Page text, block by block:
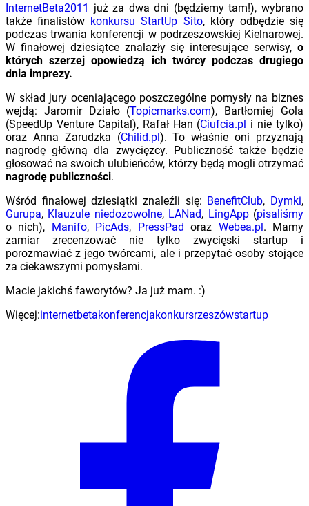
InternetBeta2011 już za dwa dni (będziemy tam!), wybrano
także finalistów konkursu StartUp Sito, który odbędzie się
podczas trwania konferencji w podrzeszowskiej Kielnarowej.
W finałowej dziesiątce znalazły się interesujące serwisy, o
których szerzej opowiedzą ich twórcy podczas drugiego
dnia imprezy.
W skład jury oceniającego poszczególne pomysły na biznes
wejdą: Jaromir Działo (Topicmarks.com), Bartłomiej Gola
(SpeedUp Venture Capital), Rafał Han (Ciufcia.pl i nie tylko)
oraz Anna Zarudzka (Chilid.pl). To właśnie oni przyznają
nagrodę główną dla zwycięzcy. Publiczność także będzie
głosować na swoich ulubieńców, którzy będą mogli otrzymać
nagrodę publiczności.
Wśród finałowej dziesiątki znaleźli się: BenefitClub, Dymki,
Gurupa, Klauzule niedozowolne, LANad, LingApp(pisaliśmy
o nich), Manifo, PicAds, PressPad oraz Webea.pl. Mamy
zamiar zrecenzować nie tylko zwycięski startup i
porozmawiać z jego twórcami, ale i przepytać osoby stojące
za ciekawszymi pomysłami.
Macie jakichś faworytów? Ja już mam. :)
Więcej:internetbetakonferencjakonkursrzeszówstartup